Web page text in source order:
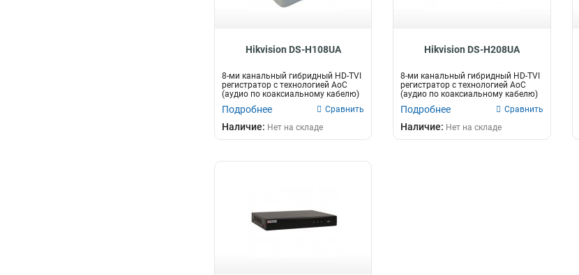
Hikvision DS-H108UA
8-ми канальный гибридный HD-TVI
регистратор c технологией AoC
(аудио по коаксиальному кабелю)
Подробнее Сравнить
Наличие: Нет на складе
Hikvision DS-H208UA
8-ми канальный гибридный HD-TVI
регистратор c технологией AoC
(аудио по коаксиальному кабелю)
Подробнее Сравнить
Наличие: Нет на складе